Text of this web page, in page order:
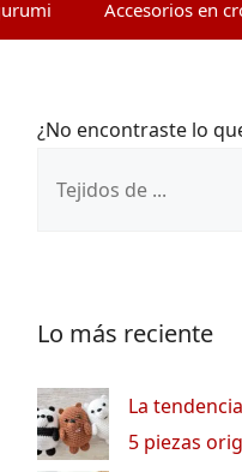
Accesorios en
¿No encontraste lo
Lo más reciente
La
5 piezas